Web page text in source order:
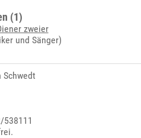
(1)
zweier
und Sänger)
Schwedt
538111